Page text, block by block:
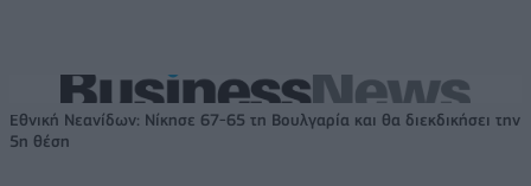
Εθνική Νεανίδων: Νίκησε 67-65 τη Βουλγαρία και θα διεκδικήσει την
5η θέση